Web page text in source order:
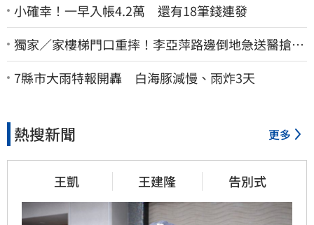
小確幸！一早入帳4.2萬 還有18筆錢連發
獨家／家樓梯門口重摔！李亞萍路邊倒地急送醫搶
命 「最新傷況」曝
7縣市大雨特報開轟 白海豚減慢、雨炸3天
熱搜新聞 更多
王凱 王建隆 告別式